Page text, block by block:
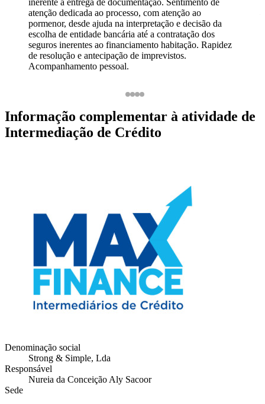
inerente a entrega de documentação. Sentimento de
atenção dedicada ao processo, com atenção ao
pormenor, desde ajuda na interpretação e decisão da
escolha de entidade bancária até a contratação dos
seguros inerentes ao financiamento habitação. Rapidez
de resolução e antecipação de imprevistos.
Acompanhamento pessoal.
12345
Informação complementar à atividade de
Intermediação de Crédito
Denominação social
Strong & Simple, Lda
Responsável
Nureia da Conceição Aly Sacoor
Sede